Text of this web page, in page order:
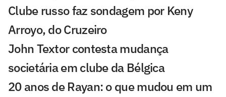
Clube russo faz sondagem por Keny
Arroyo, do Cruzeiro
John Textor contesta mudança
societária em clube da Bélgica
20 anos de Rayan: o que mudou em um